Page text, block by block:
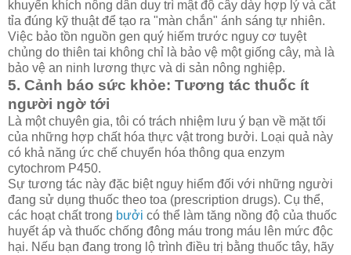
khuyến khích nông dân duy trì mật độ cây dày hợp lý và cắt
tỉa đúng kỹ thuật để tạo ra "màn chắn" ánh sáng tự nhiên.
Việc bảo tồn nguồn gen quý hiếm trước nguy cơ tuyệt
chủng do thiên tai không chỉ là bảo vệ một giống cây, mà là
bảo vệ an ninh lương thực và di sản nông nghiệp.
5. Cảnh báo sức khỏe: Tương tác thuốc ít
người ngờ tới
Là một chuyên gia, tôi có trách nhiệm lưu ý bạn về mặt tối
của những hợp chất hóa thực vật trong bưởi. Loại quả này
có khả năng ức chế chuyển hóa thông qua enzym
cytochrom P450.
Sự tương tác này đặc biệt nguy hiểm đối với những người
đang sử dụng thuốc theo toa (prescription drugs). Cụ thể,
các hoạt chất trong bưởi có thể làm tăng nồng độ của thuốc
huyết áp và thuốc chống đông máu trong máu lên mức độc
hại. Nếu bạn đang trong lộ trình điều trị bằng thuốc tây, hãy